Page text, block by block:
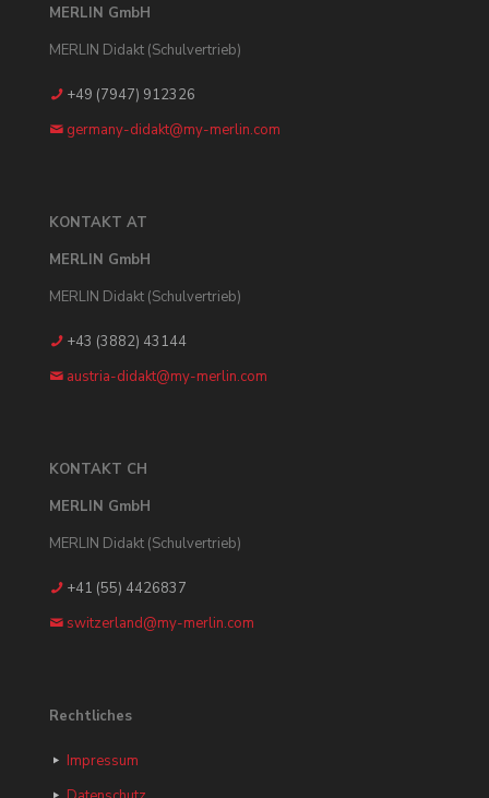
MERLIN GmbH
MERLIN Didakt (Schulvertrieb)
+49 (7947) 912326
germany-didakt@my-merlin.com
KONTAKT AT
MERLIN GmbH
MERLIN Didakt (Schulvertrieb)
+43 (3882) 43144
austria-didakt@my-merlin.com
KONTAKT CH
MERLIN GmbH
MERLIN Didakt (Schulvertrieb)
+41 (55) 4426837
switzerland@my-merlin.com
Rechtliches
Impressum